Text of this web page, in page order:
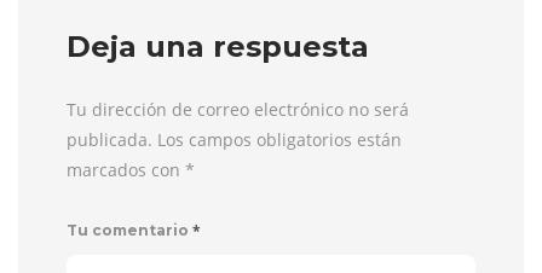
Deja una respuesta
Tu dirección de correo electrónico no será
publicada. Los campos obligatorios están
marcados con *
Tu comentario *